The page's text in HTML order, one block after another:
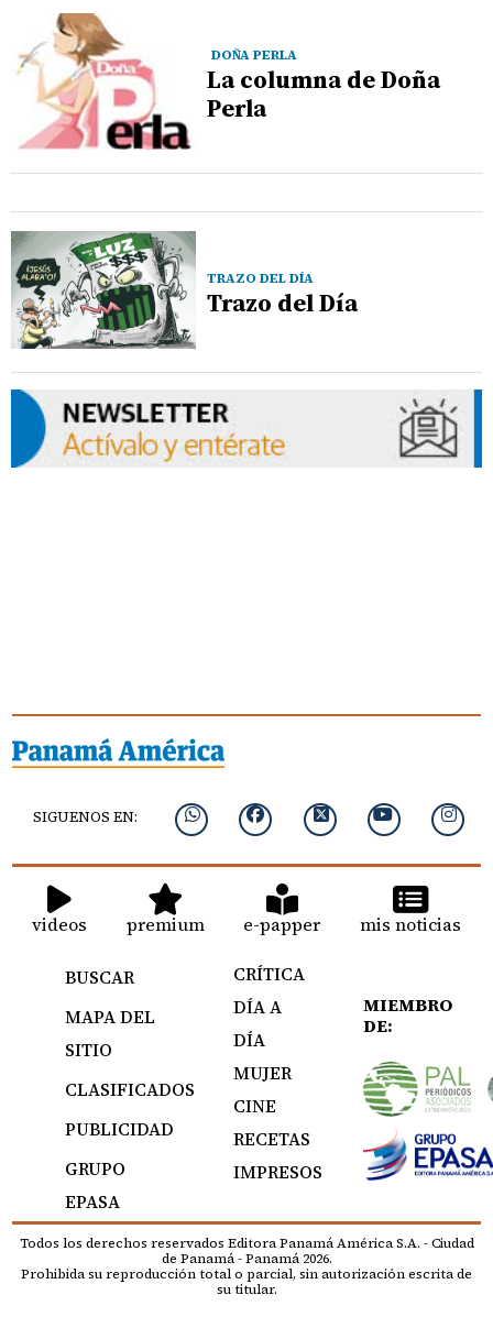
DOÑA PERLA
La columna de Doña
Perla
TRAZO DEL DÍA
Trazo del Día
SIGUENOS EN:
videos premium e-papper mis noticias
BUSCAR
MAPA DEL
SITIO
CLASIFICADOS
PUBLICIDAD
GRUPO
EPASA
CRÍTICA
DÍA A
DÍA
MUJER
CINE
RECETAS
IMPRESOS
MIEMBRO
DE:
Todos los derechos reservados Editora Panamá América S.A. - Ciudad
de Panamá - Panamá 2026.
Prohibida su reproducción total o parcial, sin autorización escrita de
su titular.